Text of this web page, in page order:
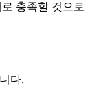
충족할 것으로
다.